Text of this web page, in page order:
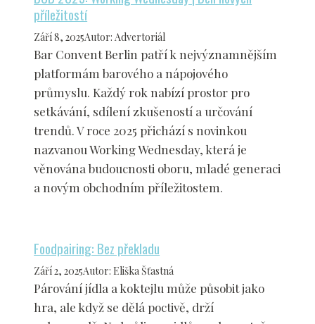
příležitostí
Září 8, 2025Autor: Advertoriál
Bar Convent Berlin patří k nejvýznamnějším
platformám barového a nápojového
průmyslu. Každý rok nabízí prostor pro
setkávání, sdílení zkušeností a určování
trendů. V roce 2025 přichází s novinkou
nazvanou Working Wednesday, která je
věnována budoucnosti oboru, mladé generaci
a novým obchodním příležitostem.
Foodpairing: Bez překladu
Září 2, 2025Autor: Eliška Šťastná
Párování jídla a koktejlu může působit jako
hra, ale když se dělá poctivě, drží